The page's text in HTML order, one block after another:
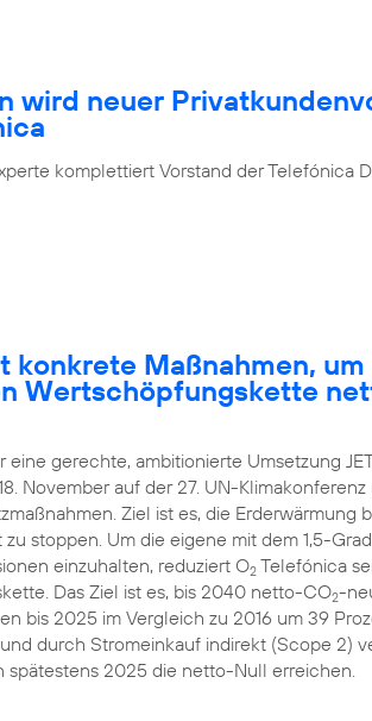
wird neuer
komplettiert Vorstand der Telefónica
konkrete Maßnahmen,
Wertschöpfungskette
gerechte, ambitionierte Umsetzung
November auf der 27. UN-
Ziel ist es, die Erderwärmung
stoppen. Um die eigene mit dem 1,5-
einzuhalten, reduziert O2 Telefónica
Das Ziel ist es, bis 2040 netto-CO2-
bis 2025 im Vergleich zu 2016 um 39
durch Stromeinkauf indirekt (Scope 2)
spätestens 2025 die netto-Null erreichen.